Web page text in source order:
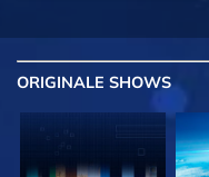
ORIGINALE SHOWS